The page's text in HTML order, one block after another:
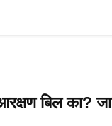
बिल का?